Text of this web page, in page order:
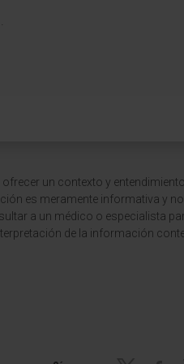
un contexto y
es meramente informativa y
a un médico o especialista
de la información